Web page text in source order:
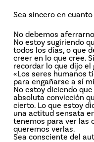
Sea sincero en
No debemos
No estoy sugiriendo
todos los días, o que
creer en lo que cree.
recordar lo que dijo el
«Los seres humanos
para engañarse a sí
No estoy diciendo
absoluta convicción
cierto. Lo que estoy
una actitud sensata
tenemos para ver las
queremos verlas.
Sea consciente del